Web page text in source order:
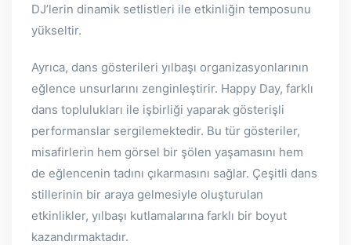
DJ’lerin dinamik setlistleri ile etkinliğin temposunu
yükseltir.
Ayrıca, dans gösterileri yılbaşı organizasyonlarının
eğlence unsurlarını zenginleştirir. Happy Day, farklı
dans toplulukları ile işbirliği yaparak gösterişli
performanslar sergilemektedir. Bu tür gösteriler,
misafirlerin hem görsel bir şölen yaşamasını hem
de eğlencenin tadını çıkarmasını sağlar. Çeşitli dans
stillerinin bir araya gelmesiyle oluşturulan
etkinlikler, yılbaşı kutlamalarına farklı bir boyut
kazandırmaktadır.